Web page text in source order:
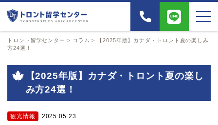
トロント留学センター > コラム >
【2025年版】カナダ・トロント夏の楽しみ
方24選！
【2025年版】カナダ・トロント夏の楽し
み方24選！
観光情報 2025.05.23